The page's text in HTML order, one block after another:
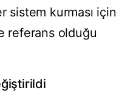
sistem kurması için
referans olduğu